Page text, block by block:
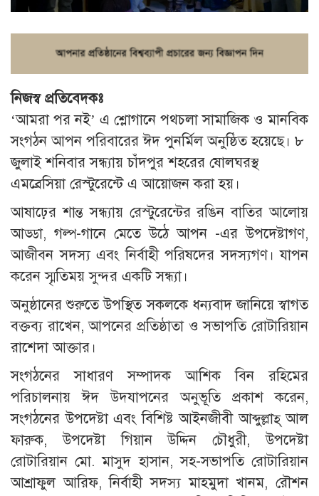
নিজস্ব প্রতিবেদকঃ
‘আমরা পর নই’ এ শ্লোগানে পথচলা সামাজিক ও মানবিক
সংগঠন আপন পরিবারের ঈদ পুনর্মিল অনুষ্ঠিত হয়েছে। ৮
জুলাই শনিবার সন্ধ্যায় চাঁদপুর শহরের ষোলঘরস্থ
এমব্রেসিয়া রেস্টুরেন্টে এ আয়োজন করা হয়।
আষাঢ়ের শান্ত সন্ধ্যায় রেস্টুরেন্টের রঙিন বাতির আলোয়
আড্ডা, গল্প-গানে মেতে উঠে আপন -এর উপদেষ্টাগণ,
আজীবন সদস্য এবং নির্বাহী পরিষদের সদস্যগণ। যাপন
করেন স্মৃতিময় সুন্দর একটি সন্ধ্যা।
অনুষ্ঠানের শুরুতে উপস্থিত সকলকে ধন্যবাদ জানিয়ে স্বাগত
বক্তব্য রাখেন, আপনের প্রতিষ্ঠাতা ও সভাপতি রোটারিয়ান
রাশেদা আক্তার।
সংগঠনের সাধারণ সম্পাদক আশিক বিন রহিমের
পরিচালনায় ঈদ উদযাপনের অনুভূতি প্রকাশ করেন,
সংগঠনের উপদেষ্টা এবং বিশিষ্ট আইনজীবী আব্দুল্লাহ্ আল
ফারুক, উপদেষ্টা গিয়ান উদ্দিন চৌধুরী, উপদেষ্টা
রোটারিয়ান মো. মাসুদ হাসান, সহ-সভাপতি রোটারিয়ান
আশ্রাফুল আরিফ, নির্বাহী সদস্য মাহমুদা খানম, রৌশন